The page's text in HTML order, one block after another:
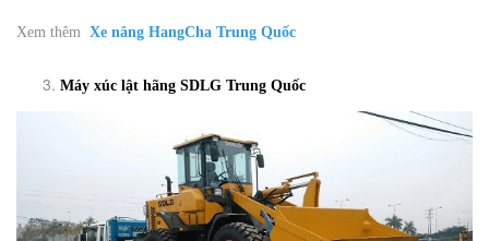
Xem thêm Xe nâng HangCha Trung Quốc
Máy xúc lật hãng SDLG Trung Quốc